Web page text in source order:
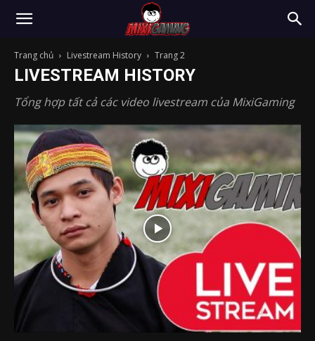
Trang chủ Livestream History Trang 2
LIVESTREAM HISTORY
Tổng hợp tất cả các video livestream của MixiGaming